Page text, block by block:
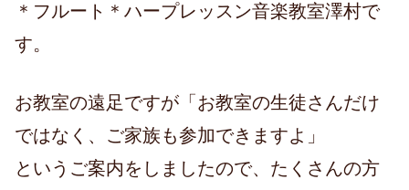
＊フルート＊ハープレッスン音楽教室澤村で
す。
お教室の遠足ですが「お教室の生徒さんだけ
ではなく、ご家族も参加できますよ」
というご案内をしましたので、たくさんの方